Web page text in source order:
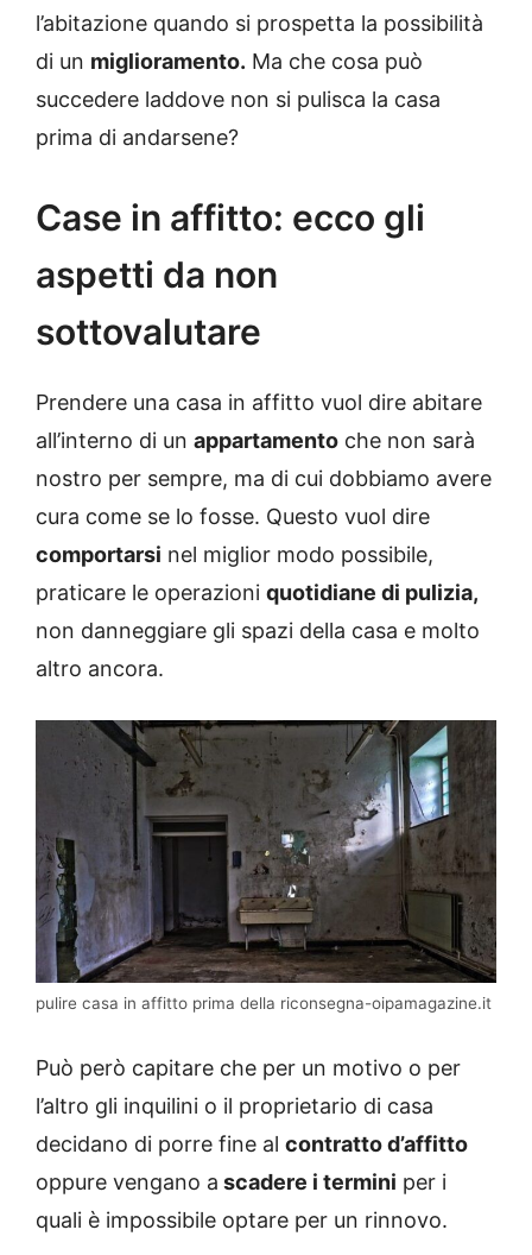
l’abitazione quando si prospetta la possibilità
di un miglioramento. Ma che cosa può
succedere laddove non si pulisca la casa
prima di andarsene?
Case in affitto: ecco gli
aspetti da non
sottovalutare
Prendere una casa in affitto vuol dire abitare
all’interno di un appartamento che non sarà
nostro per sempre, ma di cui dobbiamo avere
cura come se lo fosse. Questo vuol dire
comportarsi nel miglior modo possibile,
praticare le operazioni quotidiane di pulizia,
non danneggiare gli spazi della casa e molto
altro ancora.
pulire casa in affitto prima della riconsegna-oipamagazine.it
Può però capitare che per un motivo o per
l’altro gli inquilini o il proprietario di casa
decidano di porre fine al contratto d’affitto
oppure vengano a scadere i termini per i
quali è impossibile optare per un rinnovo.